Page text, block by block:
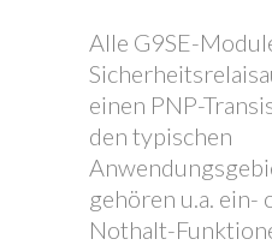
Alle G9SE-
einen PNP-
den typischen
gehören u.a. ein-
Nothalt-